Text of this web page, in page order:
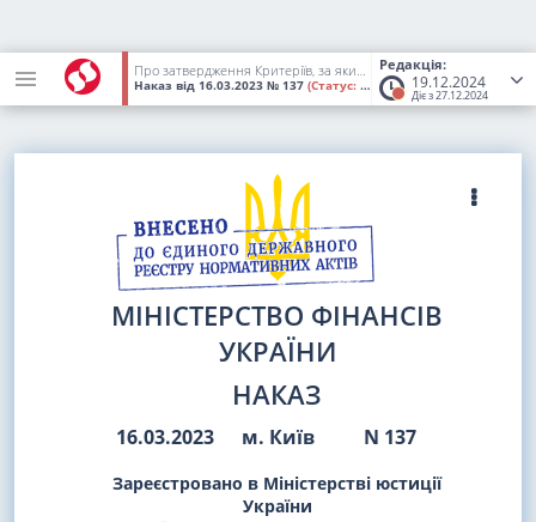
Редакція:
19.12.2024
Діє з 27.12.2024
Про затвердження Критеріїв, за якими Міністерство фінансів України визначає підприємства, установи й організації, які мають важливе значення для національної економіки
Наказ від 16.03.2023 № 137 (Статус:
МІНІСТЕРСТВО ФІНАНСІВ
УКРАЇНИ
НАКАЗ
16.03.2023 м. Київ N 137
Зареєстровано в Міністерстві юстиції
України